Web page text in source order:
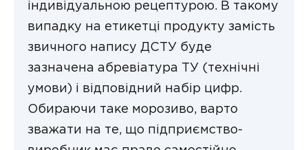
індивідуальною рецептурою. В такому
випадку на етикетці продукту замість
звичного напису ДСТУ буде
зазначена абревіатура ТУ (технічні
умови) і відповідний набір цифр.
Обираючи таке морозиво, варто
зважати на те, що підприємство-